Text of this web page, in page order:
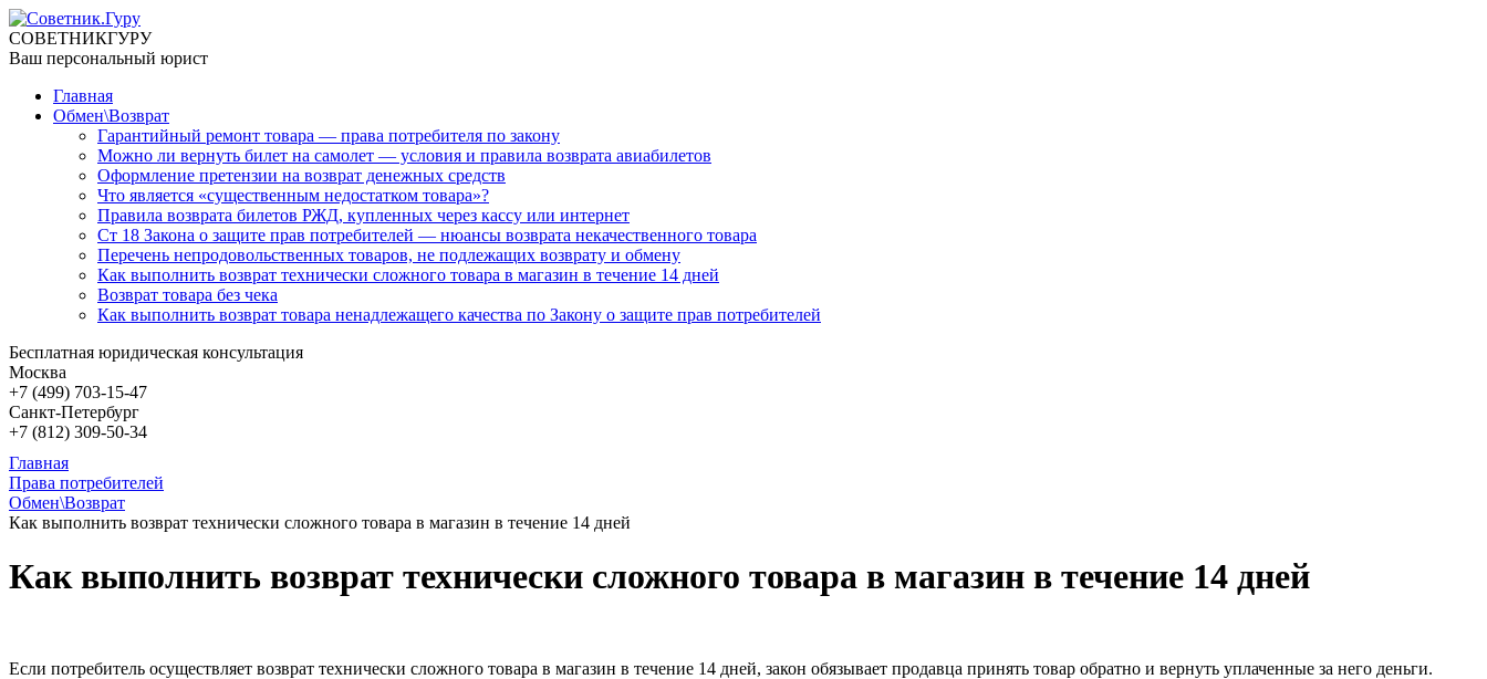
СОВЕТНИКГУРУ
Ваш персональный юрист
Главная
Обмен\Возврат
Гарантийный ремонт товара — права потребителя по закону
Можно ли вернуть билет на самолет — условия и правила возврата авиабилетов
Оформление претензии на возврат денежных средств
Что является «существенным недостатком товара»?
Правила возврата билетов РЖД, купленных через кассу или интернет
Ст 18 Закона о защите прав потребителей — нюансы возврата некачественного товара
Перечень непродовольственных товаров, не подлежащих возврату и обмену
Как выполнить возврат технически сложного товара в магазин в течение 14 дней
Возврат товара без чека
Как выполнить возврат товара ненадлежащего качества по Закону о защите прав потребителей
Бесплатная юридическая консультация
Москва
+7 (499) 703-15-47
Санкт-Петербург
+7 (812) 309-50-34
Главная
Права потребителей
Обмен\Возврат
Как выполнить возврат технически сложного товара в магазин в течение 14 дней
Как выполнить возврат технически сложного товара в магазин в течение 14 дней
Если потребитель осуществляет возврат технически сложного товара в магазин в течение 14 дней, закон обязывает продавца принять товар обратно и вернуть уплаченные за него деньги.